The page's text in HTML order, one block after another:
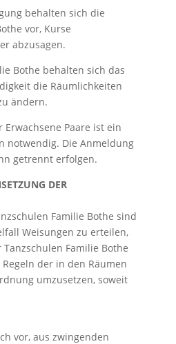
behalten sich die
vor, Kurse
abzusagen.
Bothe behalten sich das
die Räumlichkeiten
ändern.
Paare ist ein
notwendig. Die Anmeldung
getrennt erfolgen.
DER
Familie Bothe sind
Weisungen zu erteilen,
Familie Bothe
der in den Räumen
umzusetzen, soweit
vor, aus zwingenden